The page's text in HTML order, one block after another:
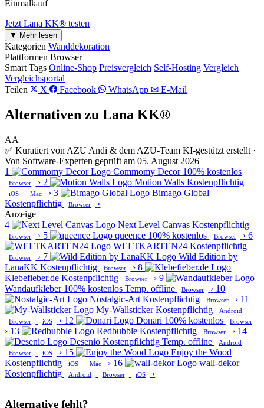
Einmalkauf
Jetzt Lana KK® testen
▼ Mehr lesen
Kategorien Wanddekoration
Plattformen Browser
Smart Tags Online-Shop Preisvergleich Self-Hosting Vergleich
Vergleichsportal
Teilen
X Facebook WhatsApp ✉ E-Mail
Alternativen zu Lana KK®
AA
✅ Kuratiert von AZU Andi & dem AZU-Team KI-gestützt erstellt ·
Von Software-Experten geprüft am 05. August 2026
1
Commomy Decor 100% kostenlos
Browser › 2 Motion Walls Kostenpflichtig
iOS Mac › 3
Bimago Global
Kostenpflichtig
Browser
›
Anzeige
4
Next Level Canvas Kostenpflichtig
Browser › 5 queence 100% kostenlos Browser › 6
WELTKARTEN24 Kostenpflichtig
Browser › 7
Wild Edition by
LanaKK Kostenpflichtig Browser › 8
Klebefieber.de Kostenpflichtig Browser › 9
Wandaufkleber 100% kostenlos Temp. offline Browser › 10
Nostalgic-Art Kostenpflichtig Browser › 11
My-Wallsticker Kostenpflichtig
Android
Browser
iOS › 12 Donari 100% kostenlos Browser
› 13 Redbubble Kostenpflichtig Browser › 14
Desenio Kostenpflichtig Temp. offline
Android
Browser
iOS › 15
Enjoy the Wood
Kostenpflichtig
iOS Mac › 16
wall-dekor
Kostenpflichtig
Android Browser iOS ›
Alternative fehlt?